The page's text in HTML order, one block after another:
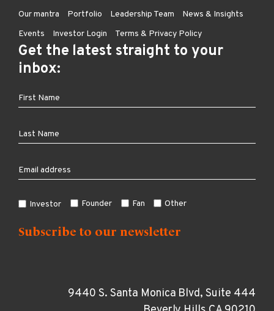
Our mantra Portfolio Leadership Team
News & Insights
Events
Investor Login Terms & Privacy Policy
Get the latest straight to your
inbox:
Investor Founder Fan Other
9440 S. Santa Monica Blvd, Suite 444